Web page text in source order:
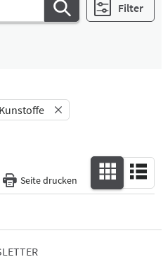
Filter
Seite drucken